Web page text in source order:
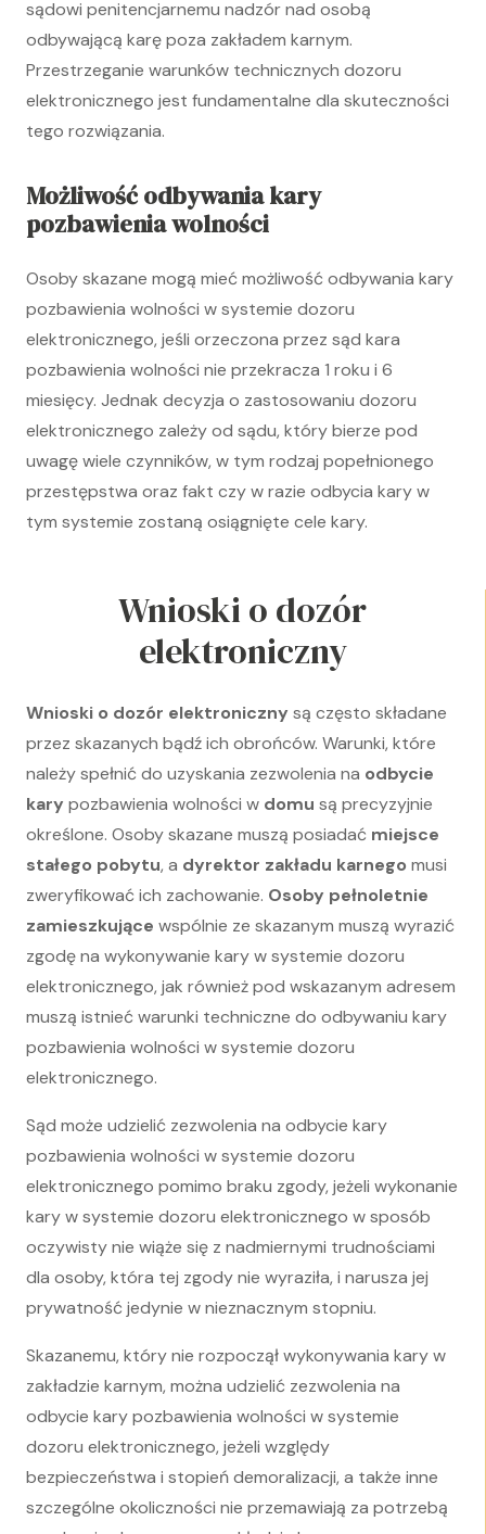
sądowi penitencjarnemu nadzór nad osobą
odbywającą karę poza zakładem karnym.
Przestrzeganie warunków technicznych dozoru
elektronicznego jest fundamentalne dla skuteczności
tego rozwiązania.
Możliwość odbywania kary
pozbawienia wolności
Osoby skazane mogą mieć możliwość odbywania kary
pozbawienia wolności w systemie dozoru
elektronicznego, jeśli orzeczona przez sąd kara
pozbawienia wolności nie przekracza 1 roku i 6
miesięcy. Jednak decyzja o zastosowaniu dozoru
elektronicznego zależy od sądu, który bierze pod
uwagę wiele czynników, w tym rodzaj popełnionego
przestępstwa oraz fakt czy w razie odbycia kary w
tym systemie zostaną osiągnięte cele kary.
Wnioski o dozór
elektroniczny
Wnioski o dozór elektroniczny są często składane
przez skazanych bądź ich obrońców. Warunki, które
należy spełnić do uzyskania zezwolenia na odbycie
kary pozbawienia wolności w domu są precyzyjnie
określone. Osoby skazane muszą posiadać miejsce
stałego pobytu, a dyrektor zakładu karnego musi
zweryfikować ich zachowanie. Osoby pełnoletnie
zamieszkujące wspólnie ze skazanym muszą wyrazić
zgodę na wykonywanie kary w systemie dozoru
elektronicznego, jak również pod wskazanym adresem
muszą istnieć warunki techniczne do odbywaniu kary
pozbawienia wolności w systemie dozoru
elektronicznego.
Sąd może udzielić zezwolenia na odbycie kary
pozbawienia wolności w systemie dozoru
elektronicznego pomimo braku zgody, jeżeli wykonanie
kary w systemie dozoru elektronicznego w sposób
oczywisty nie wiąże się z nadmiernymi trudnościami
dla osoby, która tej zgody nie wyraziła, i narusza jej
prywatność jedynie w nieznacznym stopniu.
Skazanemu, który nie rozpoczął wykonywania kary w
zakładzie karnym, można udzielić zezwolenia na
odbycie kary pozbawienia wolności w systemie
dozoru elektronicznego, jeżeli względy
bezpieczeństwa i stopień demoralizacji, a także inne
szczególne okoliczności nie przemawiają za potrzebą